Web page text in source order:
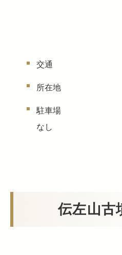
交通
所在地
駐車場
なし
伝左山古